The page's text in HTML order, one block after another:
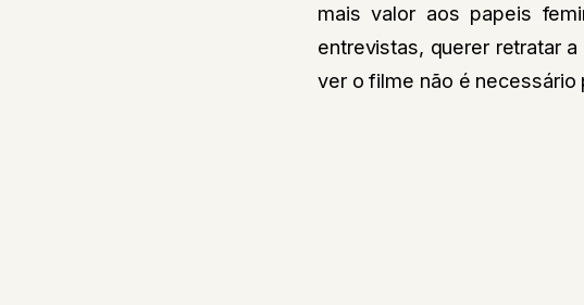
mais valor aos papeis
entrevistas, querer retratar
ver o filme não é